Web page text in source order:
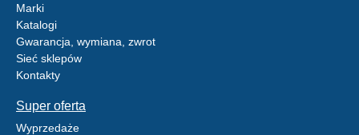
Marki
Katalogi
Gwarancja, wymiana, zwrot
Sieć sklepów
Kontakty
Super oferta
Wyprzedaże